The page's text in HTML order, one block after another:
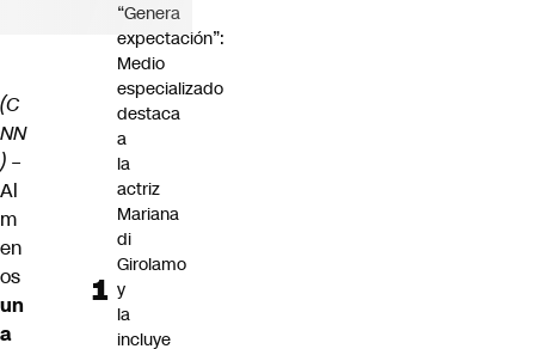
(C
NN
) –
Al
m
en
os
un
a
“Genera
expectación”:
Medio
especializado
destaca
a
la
actriz
Mariana
di
Girolamo
y
la
incluye